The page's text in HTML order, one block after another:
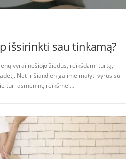
išsirinkti sau tinkamą?
vyrai nešiojo žiedus, reikšdami turtą,
Net ir šiandien galime matyti vyrus su
turi asmeninę reikšmę …